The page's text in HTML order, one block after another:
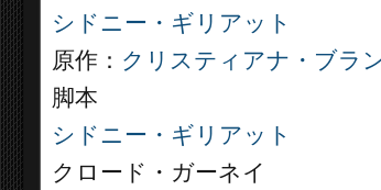
シドニー・ギリアット
原作： クリスティアナ・ブラ
脚本
シドニー・ギリアット
クロード・ガーネイ